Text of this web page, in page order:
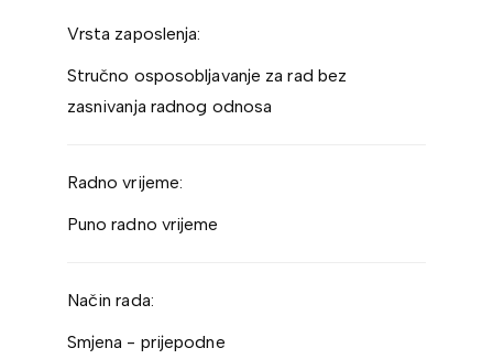
Vrsta zaposlenja:
Stručno osposobljavanje za rad bez
zasnivanja radnog odnosa
Radno vrijeme:
Puno radno vrijeme
Način rada:
Smjena - prijepodne